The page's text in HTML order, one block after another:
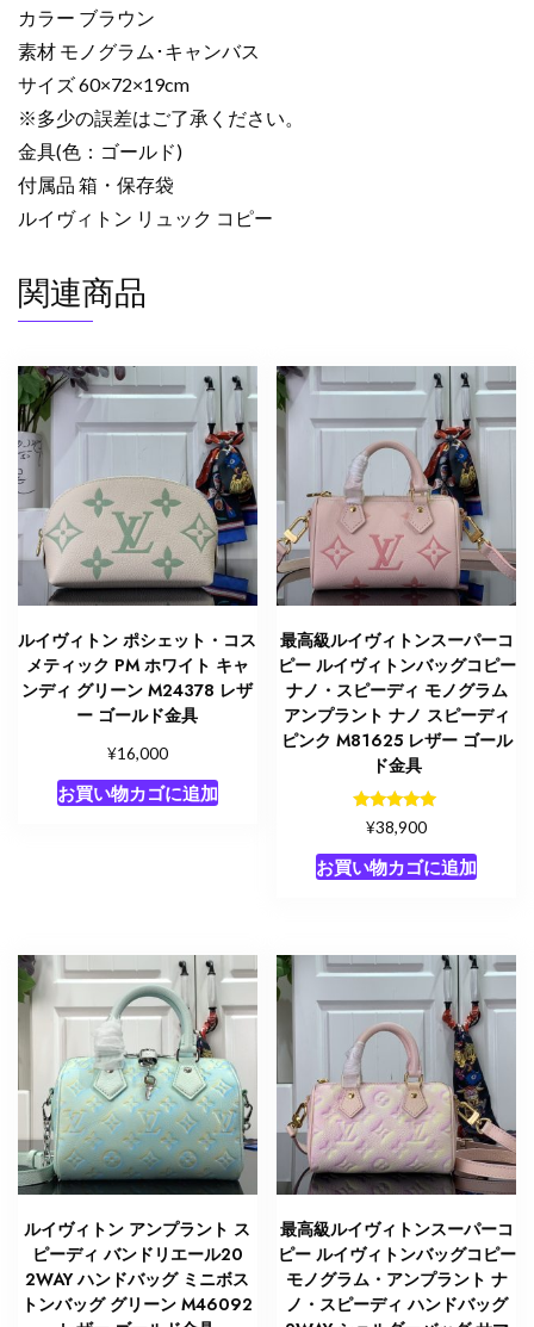
ュ
ッ
ク・
デ
イ
パ
ッ
ク
ラ
ウ
M44658
モ
ノ
グ
ラ
ム･
キ
ス
ゴ
カラー ブラウン
素材 モノグラム･キャンバス
サイズ 60×72×19cm
※多少の誤差はご了承ください。
金具(色：ゴールド)
付属品 箱・保存袋
ルイヴィトン リュック コピー
関連商品
ルイヴィトン ポシェット・コス
メティック PM ホワイト キャ
ンディ グリーン M24378 レザ
ー ゴールド金具
¥16,000
お買い物カゴに追加
最高級ルイヴィトンスーパーコ
ピー ルイヴィトンバッグコピー
ナノ・スピーディ モノグラム
アンプラント ナノ スピーディ
ピンク M81625 レザー ゴール
ド金具
5段階中
5.00
の評価
¥38,900
お買い物カゴに追加
ルイヴィトン アンプラント ス
ピーディ バンドリエール20
2WAY ハンドバッグ ミニボス
トンバッグ グリーン M46092
最高級ルイヴィトンスーパーコ
ピー ルイヴィトンバッグコピー
モノグラム・アンプラント ナ
ノ・スピーディ ハンドバッグ